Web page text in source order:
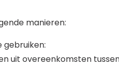
manieren:
gebruiken:
uit overeenkomsten